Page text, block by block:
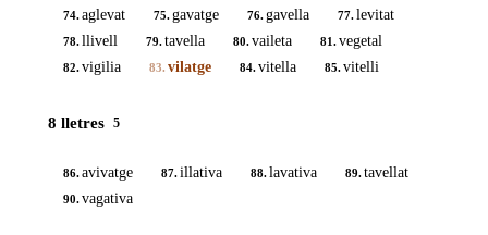
74.aglevat 75.gavatge 76.gavella 77.levitat
78.llivell 79.tavella 80.vaileta 81.vegetal
82.vigilia 83. vilatge 84.vitella 85.vitelli
8 lletres 5
86.avivatge 87.illativa 88.lavativa 89.tavellat
90.vagativa